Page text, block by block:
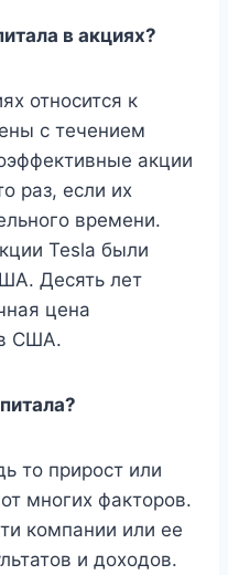
в акциях?
относится к
с течением
акции
раз, если их
времени.
Tesla были
Десять лет
цена
США.
то прирост или
многих факторов.
компании или ее
и доходов.